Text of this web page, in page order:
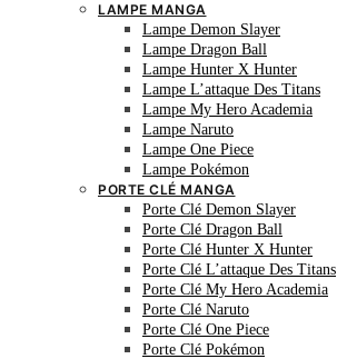
LAMPE MANGA
Lampe Demon Slayer
Lampe Dragon Ball
Lampe Hunter X Hunter
Lampe L’attaque Des Titans
Lampe My Hero Academia
Lampe Naruto
Lampe One Piece
Lampe Pokémon
PORTE CLÉ MANGA
Porte Clé Demon Slayer
Porte Clé Dragon Ball
Porte Clé Hunter X Hunter
Porte Clé L’attaque Des Titans
Porte Clé My Hero Academia
Porte Clé Naruto
Porte Clé One Piece
Porte Clé Pokémon